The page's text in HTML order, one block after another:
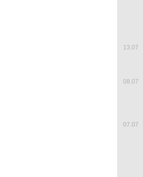
13.07
08.07
07.07